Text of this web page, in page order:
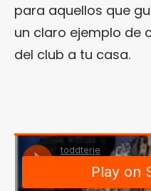
para aquellos que
un claro ejemplo de
del club a tu casa.